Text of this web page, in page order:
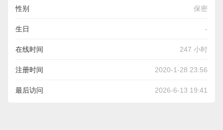
性别 保密
生日 -
在线时间 247 小时
注册时间 2020-1-28 23:56
最后访问 2026-6-13 19:41